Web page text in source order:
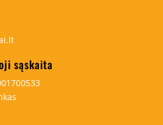
sąskaita